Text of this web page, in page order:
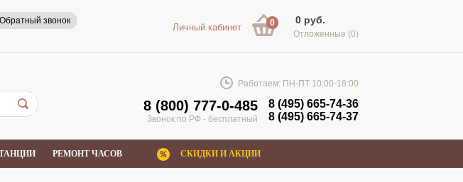
Обратный звонок 0 0 руб.
Отложенные (0)
Личный кабинет
Работаем: ПН-ПТ 10:00-18:00
8 (800) 777-0-485
Звонок по РФ - бесплатный
8 (495) 665-74-36
8 (495) 665-74-37
РЕМОНТ ЧАСОВ СКИДКИ И АКЦИИ